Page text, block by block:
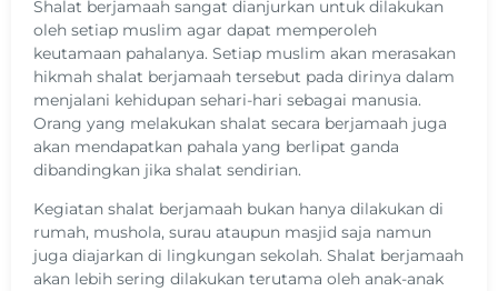
Shalat berjamaah sangat dianjurkan untuk dilakukan
oleh setiap muslim agar dapat memperoleh
keutamaan pahalanya. Setiap muslim akan merasakan
hikmah shalat berjamaah tersebut pada dirinya dalam
menjalani kehidupan sehari-hari sebagai manusia.
Orang yang melakukan shalat secara berjamaah juga
akan mendapatkan pahala yang berlipat ganda
dibandingkan jika shalat sendirian.
Kegiatan shalat berjamaah bukan hanya dilakukan di
rumah, mushola, surau ataupun masjid saja namun
juga diajarkan di lingkungan sekolah. Shalat berjamaah
akan lebih sering dilakukan terutama oleh anak-anak